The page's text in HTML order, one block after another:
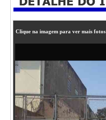
Clique na imagem para ver mais fotos